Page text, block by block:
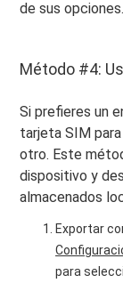
de sus opciones.
Método #4:
Si prefieres un
tarjeta SIM
otro. Este
dispositivo y
almacenados
Exportar
para